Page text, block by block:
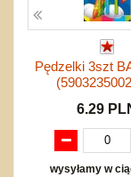
Pędzelki 3szt
6.29
wysyłamy w